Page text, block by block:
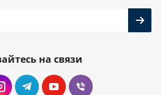
на связи